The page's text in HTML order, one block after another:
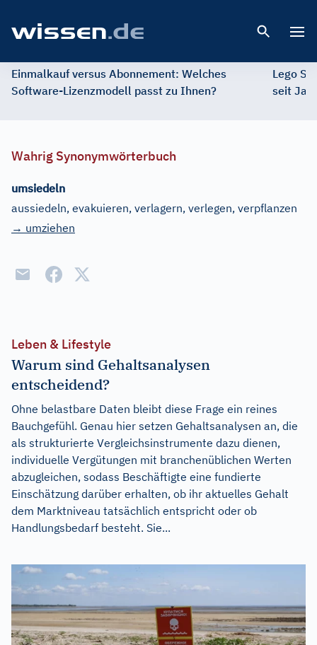
Einmalkauf versus Abonnement: Welches
Software-Lizenzmodell passt zu Ihnen?
Lego
seit
Wahrig Synonymwörterbuch
umsiedeln
aussiedeln, evakuieren, verlagern, verlegen, verpflanzen
→ umziehen
Leben & Lifestyle
Warum sind Gehaltsanalysen
entscheidend?
Ohne belastbare Daten bleibt diese Frage ein reines
Bauchgefühl. Genau hier setzen Gehaltsanalysen an, die
als strukturierte Vergleichsinstrumente dazu dienen,
individuelle Vergütungen mit branchenüblichen Werten
abzugleichen, sodass Beschäftigte eine fundierte
Einschätzung darüber erhalten, ob ihr aktuelles Gehalt
dem Marktniveau tatsächlich entspricht oder ob
Handlungsbedarf besteht. Sie...